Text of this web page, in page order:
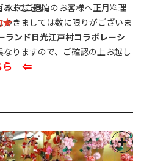
ム（7日のみ）
みください。
トします。
きましては数に限りがございま
りますので、ご確認の上お越し
も参加いただけます。(ご提示
にてご宿泊のお客様へ正月料理
★
ンド日光江戸村コラボレーシ
ニかまくら点灯
施
ら ⇐